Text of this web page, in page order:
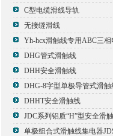
C型电缆滑线导轨
无接缝滑线
DHG管式滑触线
DHH安全滑触线
DHG-8字型单极导管式滑触
DHHT安全滑触线
JDC系列铝质“H”型安全滑